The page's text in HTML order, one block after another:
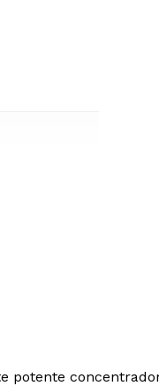
potente